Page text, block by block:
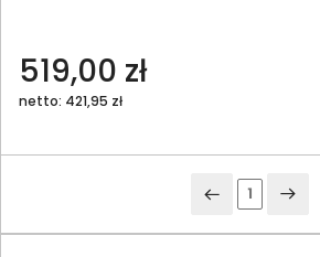
519,00 zł
netto: 421,95 zł
1